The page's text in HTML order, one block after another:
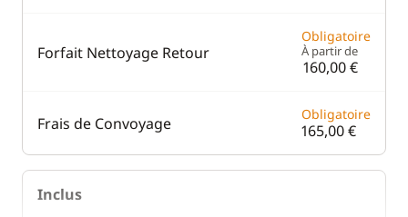
Forfait Nettoyage Retour
Obligatoire
À partir de
160,00 €
Frais de Convoyage Obligatoire
165,00 €
Inclus